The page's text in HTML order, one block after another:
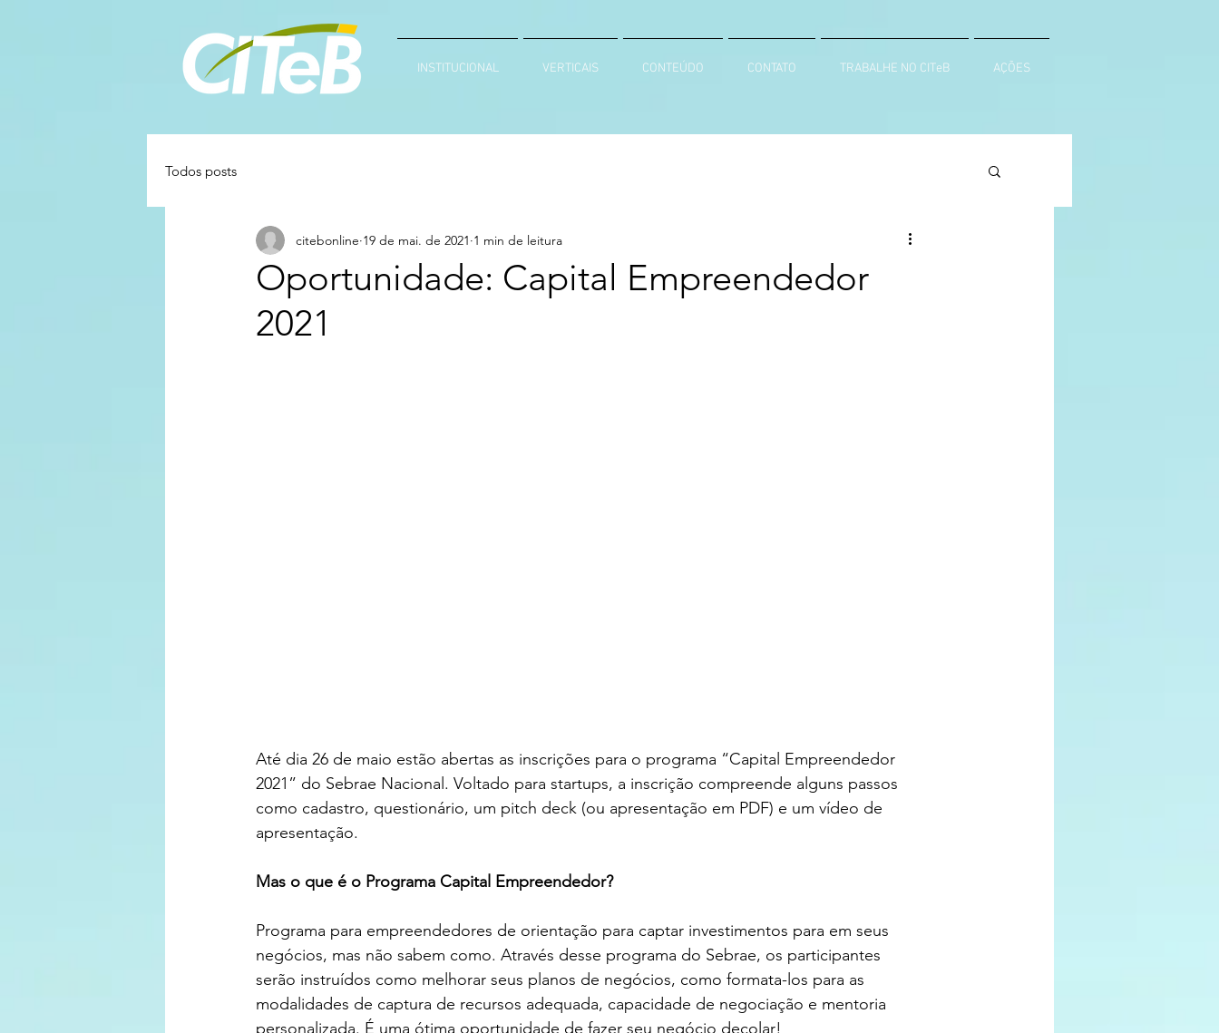
INSTITUCIONAL VERTICAIS CONTEÚDO CONTATO TRABALHE NO CITeB AÇÕES
Todos posts
Oportunidade: Capital Empreendedor
2021
citebonline 19 de mai. de 2021 1 min de leitura
Até dia 26 de maio estão abertas as inscrições para o programa “Capital Empreendedor
2021” do Sebrae Nacional. Voltado para startups, a inscrição compreende alguns passos
como cadastro, questionário, um pitch deck (ou apresentação em PDF) e um vídeo de
apresentação.
Mas o que é o Programa Capital Empreendedor?
Programa para empreendedores de orientação para captar investimentos para em seus
negócios, mas não sabem como. Através desse programa do Sebrae, os participantes
serão instruídos como melhorar seus planos de negócios, como formata-los para as
modalidades de captura de recursos adequada, capacidade de negociação e mentoria
personalizada. É uma ótima oportunidade de fazer seu negócio decolar!